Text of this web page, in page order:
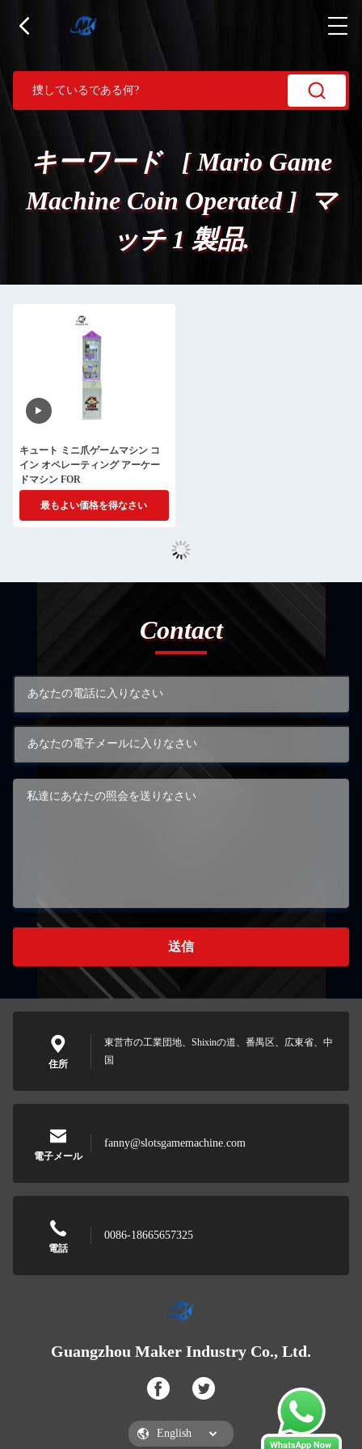
キーワード [ Mario Game
Machine Coin Operated ] マ
ッチ 1 製品.
キュート ミニ爪ゲームマシン コ
イン オペレーティング アーケー
ドマシン FOR
最もよい価格を得なさい
Contact
送信
住所
東営市の工業団地、Shixinの道、番禺区、広東省、中
国
電子メール
fanny@slotsgamemachine.com
電話
0086-18665657325
Guangzhou Maker Industry Co., Ltd.